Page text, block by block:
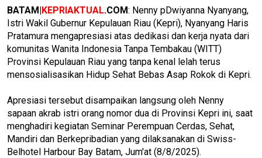
BATAM|KEPRIAKTUAL.COM: Nenny pDwiyanna Nyanyang,
Istri Wakil Gubernur Kepulauan Riau (Kepri), Nyanyang Haris
Pratamura mengapresiasi atas dedikasi dan kerja nyata dari
komunitas Wanita Indonesia Tanpa Tembakau (WITT)
Provinsi Kepulauan Riau yang tanpa kenal lelah terus
mensosialisasikan Hidup Sehat Bebas Asap Rokok di Kepri.
Apresiasi tersebut disampaikan langsung oleh Nenny
sapaan akrab istri orang nomor dua di Provinsi Kepri ini, saat
menghadiri kegiatan Seminar Perempuan Cerdas, Sehat,
Mandiri dan Berkepribadian yang dilaksanakan di Swiss-
Belhotel Harbour Bay Batam, Jum'at (8/8/2025).